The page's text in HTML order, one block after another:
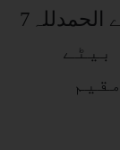
میں مخل نہیں ہونا چاہئے۔ میرے الحمدللہ7
بچے ہیں، جن میں 4 بیٹیاں اور 3 بیٹے